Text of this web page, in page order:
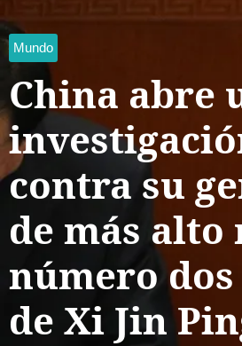
Mundo
China abre
contra su
de más alto
número
de Xi Jin